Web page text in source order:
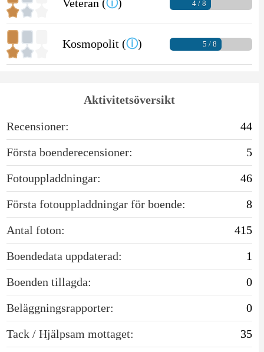
Veteran (ⓘ) 4 / 8
Kosmopolit (ⓘ) 5 / 8
Aktivitetsöversikt
Recensioner:
44
Första boenderecensioner:
5
Fotouppladdningar:
46
Första fotouppladdningar för boende:
8
Antal foton:
415
Boendedata uppdaterad:
1
Boenden tillagda:
0
Beläggningsrapporter:
0
Tack / Hjälpsam mottaget:
35